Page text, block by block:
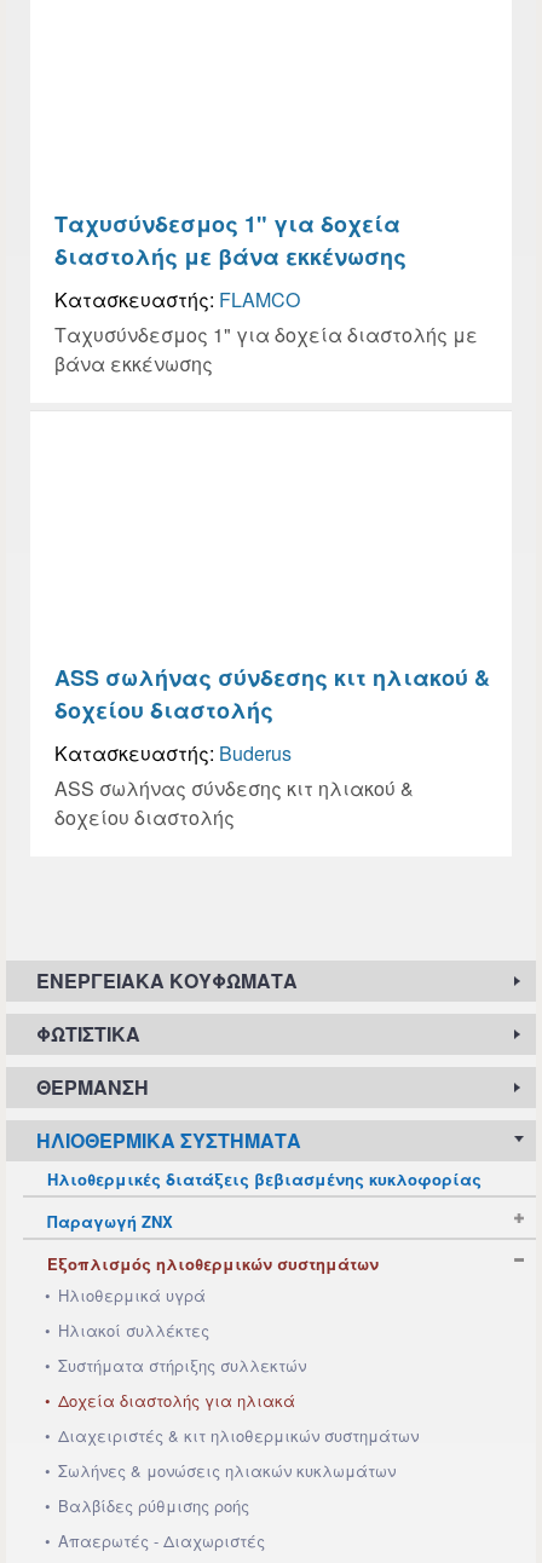
Ταχυσύνδεσμος 1" για δοχεία
διαστολής με βάνα εκκένωσης
Κατασκευαστής: FLAMCO
Ταχυσύνδεσμος 1" για δοχεία διαστολής με
βάνα εκκένωσης
ASS σωλήνας σύνδεσης κιτ ηλιακού &
δοχείου διαστολής
Κατασκευαστής: Buderus
ASS σωλήνας σύνδεσης κιτ ηλιακού &
δοχείου διαστολής
ΕΝΕΡΓΕΙΑΚΆ ΚΟΥΦΏΜΑΤΑ
ΦΩΤΙΣΤΙΚΆ
ΘΈΡΜΑΝΣΗ
ΗΛΙΟΘΕΡΜΙΚΆ ΣΥΣΤΉΜΑΤΑ
Ηλιοθερμικές διατάξεις βεβιασμένης κυκλοφορίας
Παραγωγή ΖΝΧ
Εξοπλισμός ηλιοθερμικών συστημάτων
Ηλιοθερμικά υγρά
Ηλιακοί συλλέκτες
Συστήματα στήριξης συλλεκτών
Δοχεία διαστολής για ηλιακά
Διαχειριστές & κιτ ηλιοθερμικών συστημάτων
Σωλήνες & μονώσεις ηλιακών κυκλωμάτων
Βαλβίδες ρύθμισης ροής
Απαερωτές - Διαχωριστές